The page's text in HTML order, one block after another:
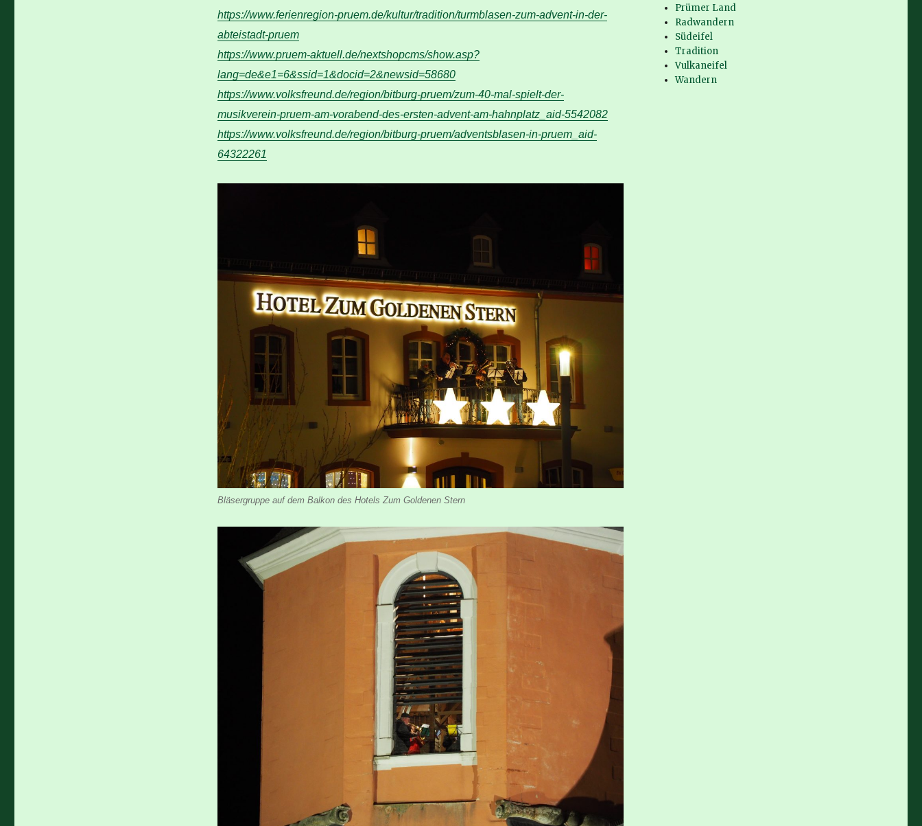
https://www.ferienregion-pruem.de/kultur/tradition/turmblasen-zum-advent-in-der-
abteistadt-pruem
https://www.pruem-aktuell.de/nextshopcms/show.asp?
lang=de&e1=6&ssid=1&docid=2&newsid=58680
https://www.volksfreund.de/region/bitburg-pruem/zum-40-mal-spielt-der-
musikverein-pruem-am-vorabend-des-ersten-advent-am-hahnplatz_aid-5542082
https://www.volksfreund.de/region/bitburg-pruem/adventsblasen-in-pruem_aid-
64322261
Bläsergruppe auf dem Balkon des Hotels Zum Goldenen Stern
Prümer Land
Radwandern
Südeifel
Tradition
Vulkaneifel
Wandern